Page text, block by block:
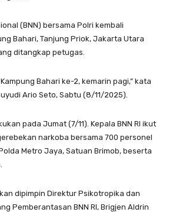
(BNN) bersama Polri kembali
Bahari, Tanjung Priok, Jakarta Utara
ditangkap petugas.
Bahari ke-2, kemarin pagi,” kata
Ario Seto, Sabtu (8/11/2025).
pada Jumat (7/11). Kepala BNN RI ikut
narkoba bersama 700 personel
Metro Jaya, Satuan Brimob, beserta
dipimpin Direktur Psikotropika dan
Pemberantasan BNN RI, Brigjen Aldrin